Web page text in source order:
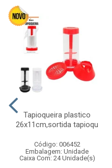
Tapioqueira plastico
26x11cm,sortida tapioqu
Código: 006452
Embalagem: Unidade
Caixa Com: 24 Unidade(s)